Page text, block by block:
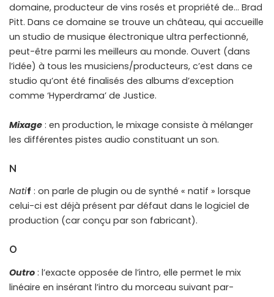
domaine, producteur de vins rosés et propriété de… Brad
Pitt. Dans ce domaine se trouve un château, qui accueille
un studio de musique électronique ultra perfectionné,
peut-être parmi les meilleurs au monde. Ouvert (dans
l’idée) à tous les musiciens/producteurs, c’est dans ce
studio qu’ont été finalisés des albums d’exception
comme ‘Hyperdrama’ de Justice.
Mixage : en production, le mixage consiste à mélanger
les différentes pistes audio constituant un son.
N
Natif : on parle de plugin ou de synthé « natif » lorsque
celui-ci est déjà présent par défaut dans le logiciel de
production (car conçu par son fabricant).
O
Outro : l’exacte opposée de l’intro, elle permet le mix
linéaire en insérant l’intro du morceau suivant par-